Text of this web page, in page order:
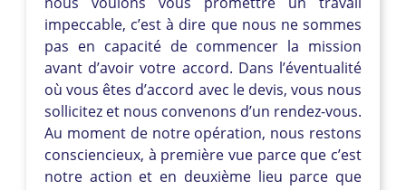
impeccable, c’est à dire que nous ne sommes
pas en capacité de commencer la mission
avant d’avoir votre accord. Dans l’éventualité
où vous êtes d’accord avec le devis, vous nous
sollicitez et nous convenons d’un rendez-vous.
Au moment de notre opération, nous restons
consciencieux, à première vue parce que c’est
notre action et en deuxième lieu parce que